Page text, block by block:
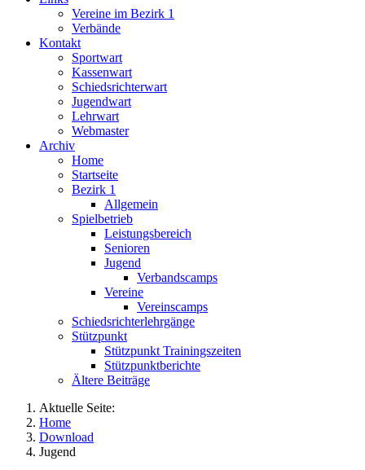
Vereine im Bezirk 1
Verbände
Kontakt
Sportwart
Kassenwart
Schiedsrichterwart
Jugendwart
Lehrwart
Webmaster
Archiv
Home
Startseite
Bezirk 1
Allgemein
Spielbetrieb
Leistungsbereich
Senioren
Jugend
Verbandscamps
Vereine
Vereinscamps
Schiedsrichterlehrgänge
Stützpunkt
Stützpunkt Trainingszeiten
Stützpunktberichte
Ältere Beiträge
Aktuelle Seite:
Home
Download
Jugend